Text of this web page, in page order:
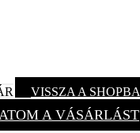
VISSZA A SHOPBA
A VÁSÁRLÁST